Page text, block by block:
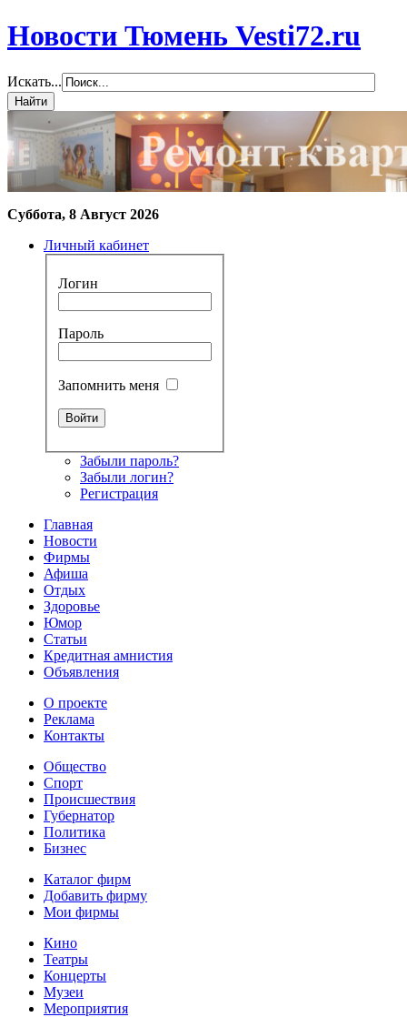
Новости Тюмень Vesti72.ru
Искать...
Суббота, 8 Август 2026
Личный кабинет
Логин
Пароль
Запомнить меня
Забыли пароль?
Забыли логин?
Регистрация
Главная
Новости
Фирмы
Афиша
Отдых
Здоровье
Юмор
Статьи
Кредитная амнистия
Объявления
О проекте
Реклама
Контакты
Общество
Спорт
Происшествия
Губернатор
Политика
Бизнес
Каталог фирм
Добавить фирму
Мои фирмы
Кино
Театры
Концерты
Музеи
Мероприятия